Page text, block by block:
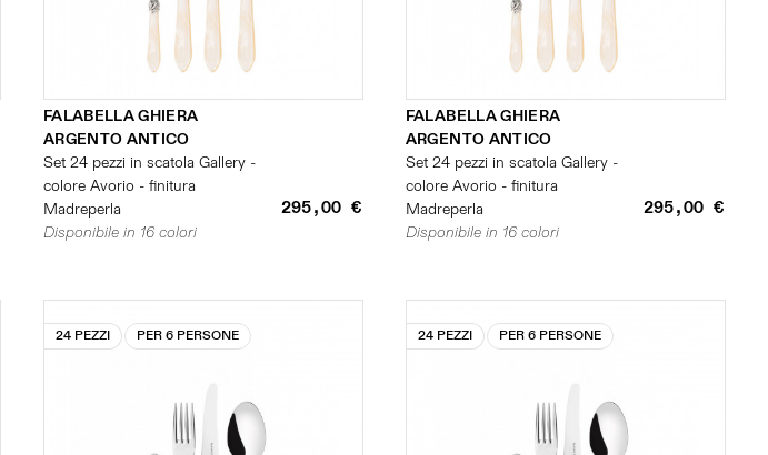
FALABELLA GHIERA
ARGENTO ANTICO
Set 24 pezzi in scatola Gallery -
colore Avorio - finitura
Madreperla
295,00 €
Disponibile in 16 colori
FALABELLA GHIERA
ARGENTO ANTICO
Set 24 pezzi in scatola Gallery -
colore Avorio - finitura
Madreperla
295,00 €
Disponibile in 16 colori
24 PEZZI PER 6 PERSONE 24 PEZZI PER 6 PERSONE